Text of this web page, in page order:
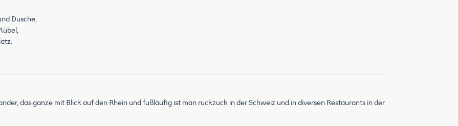
Dusche,
das ganze mit Blick auf den Rhein und fußläufig ist man ruckzuck in der Schweiz und in diversen Restaurants in der